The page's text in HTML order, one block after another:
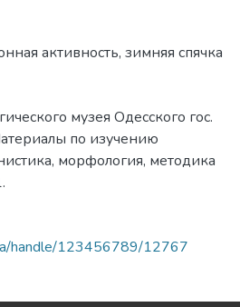
активность, зимняя спячка
музея Одесского гос.
по изучению
морфология, методика
handle/123456789/12767